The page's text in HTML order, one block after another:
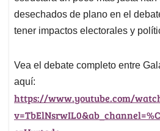
desechados de plano en el
tener impactos electorales y
Vea el debate completo entre
aquí:
https://www.youtube.com/